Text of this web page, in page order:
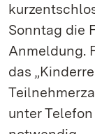
Sonntag die
Anmeldung.
das
unter Telefon